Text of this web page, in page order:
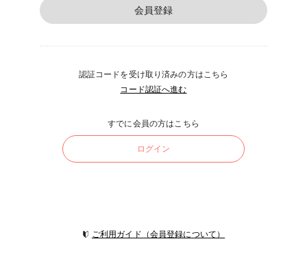
会員登録
認証コードを受け取り済みの方はこちら
コード認証へ進む
すでに会員の方はこちら
ログイン
ご利用ガイド（会員登録について）